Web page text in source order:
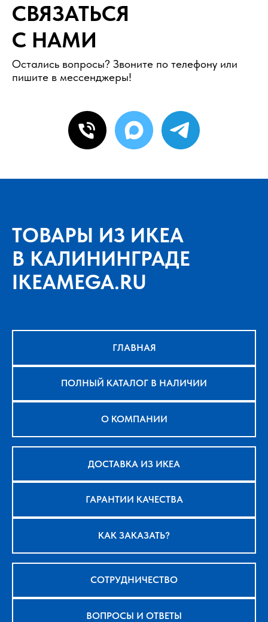
СВЯЗАТЬСЯ
С НАМИ
Остались вопросы? Звоните по телефону или
пишите в мессенджеры!
ТОВАРЫ ИЗ ИКЕА
В КАЛИНИНГРАДЕ
IKEAMEGA.RU
ГЛАВНАЯ
ПОЛНЫЙ КАТАЛОГ В НАЛИЧИИ
О КОМПАНИИ
ДОСТАВКА ИЗ ИКЕА
ГАРАНТИИ КАЧЕСТВА
КАК ЗАКАЗАТЬ?
СОТРУДНИЧЕСТВО
ВОПРОСЫ И ОТВЕТЫ